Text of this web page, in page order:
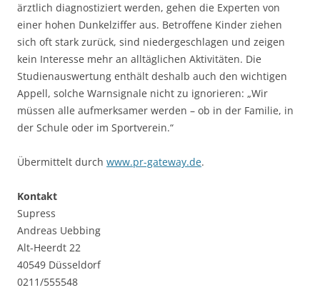
ärztlich diagnostiziert werden, gehen die Experten von
einer hohen Dunkelziffer aus. Betroffene Kinder ziehen
sich oft stark zurück, sind niedergeschlagen und zeigen
kein Interesse mehr an alltäglichen Aktivitäten. Die
Studienauswertung enthält deshalb auch den wichtigen
Appell, solche Warnsignale nicht zu ignorieren: „Wir
müssen alle aufmerksamer werden – ob in der Familie, in
der Schule oder im Sportverein.“
Übermittelt durch www.pr-gateway.de.
Kontakt
Supress
Andreas Uebbing
Alt-Heerdt 22
40549 Düsseldorf
0211/555548